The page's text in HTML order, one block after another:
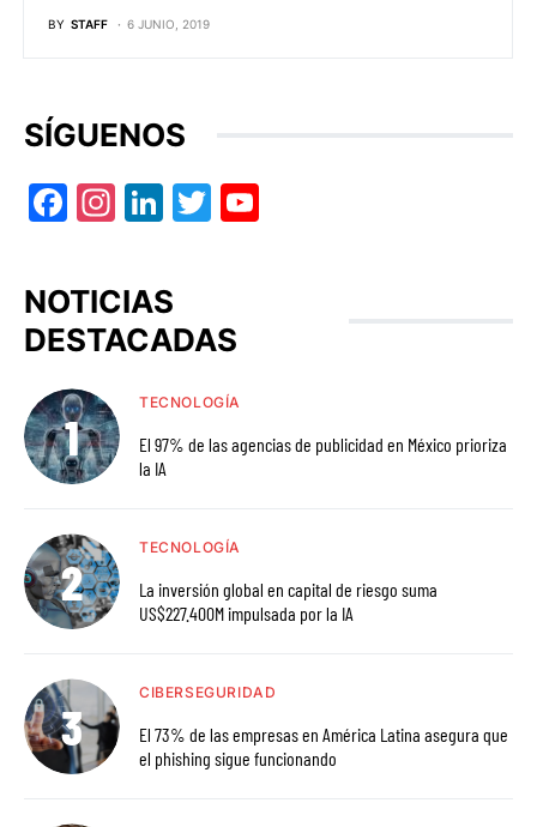
BY STAFF 6 JUNIO, 2019
SÍGUENOS
Facebook
Instagram
LinkedIn
Twitter
NOTICIAS
DESTACADAS
TECNOLOGÍA
El 97% de las agencias de publicidad en México prioriza
la IA
TECNOLOGÍA
La inversión global en capital de riesgo suma
US$227.400M impulsada por la IA
CIBERSEGURIDAD
El 73% de las empresas en América Latina asegura que
el phishing sigue funcionando